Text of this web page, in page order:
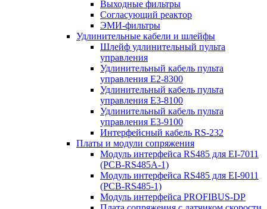
Выходные фильтры
Согласующий реактор
ЭМИ-фильтры
Удлинительные кабели и шлейфы
Шлейф удлинительный пульта
управления
Удлинительный кабель пульта
управления Е2-8300
Удлинительный кабель пульта
управления Е3-8100
Удлинительный кабель пульта
управления Е3-9100
Интерфейсный кабель RS-232
Платы и модули сопряжения
Модуль интерфейса RS485 для EI-7011
(PCB-RS485A-1)
Модуль интерфейса RS485 для EI-9011
(PCB-RS485-1)
Модуль интерфейса PROFIBUS-DP